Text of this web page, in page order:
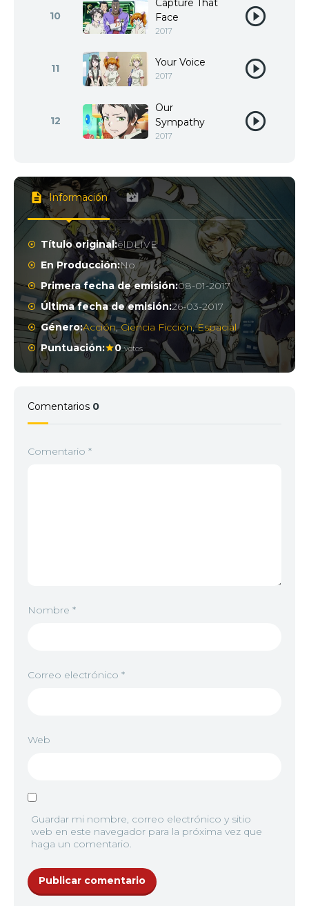
10
Capture That
Face
2017
11 Your Voice
2017
12
Our
Sympathy
2017
Información
Título original:ēlDLIVE
En Producción:No
Primera fecha de emisión:08-01-2017
Última fecha de emisión:26-03-2017
Género:Acción,Ciencia Ficción,Espacial
Puntuación:
0 votos
Comentarios 0
Comentario *
Nombre *
Correo electrónico *
Web
Guardar mi nombre, correo electrónico y sitio
web en este navegador para la próxima vez que
haga un comentario.